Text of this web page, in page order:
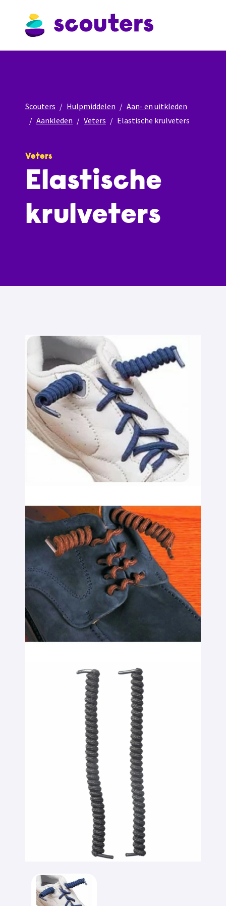
Scouters Hulpmiddelen
Aan- en uitkleden
Aankleden
Veters Elastische krulveters
Veters
Elastische
krulveters